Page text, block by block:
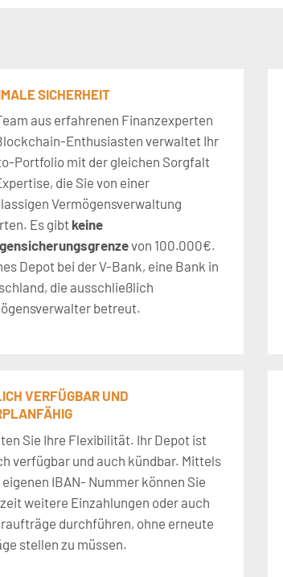
SICHERHEIT
aus erfahrenen Finanzexperten
Enthusiasten verwaltet Ihr
Portfolio mit der gleichen Sorgfalt
die Sie von einer
Vermögensverwaltung
Es gibt keine
von 100.000€.
Depot bei der V-Bank, eine Bank in
die ausschließlich
betreut.
VERFÜGBAR UND
Sie Ihre Flexibilität. Ihr Depot ist
verfügbar und auch kündbar. Mittels
IBAN- Nummer können Sie
weitere Einzahlungen oder auch
durchführen, ohne erneute
stellen zu müssen.